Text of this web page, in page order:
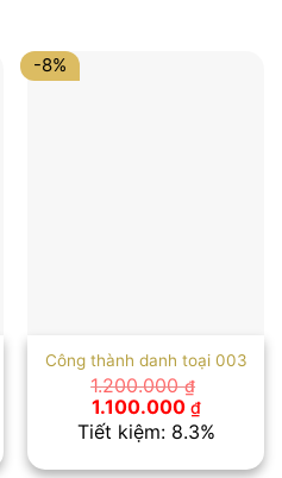
-8%
Công thành danh toại 003
1.200.000₫
Giá
gốc
là:
1.100.000 ₫Giá
hiện
tại
Tiết kiệm: 8.3%